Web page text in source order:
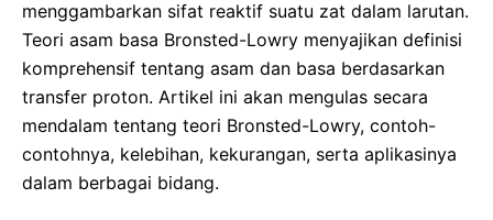
menggambarkan sifat reaktif suatu zat dalam larutan.
Teori asam basa Bronsted-Lowry menyajikan definisi
komprehensif tentang asam dan basa berdasarkan
transfer proton. Artikel ini akan mengulas secara
mendalam tentang teori Bronsted-Lowry, contoh-
contohnya, kelebihan, kekurangan, serta aplikasinya
dalam berbagai bidang.